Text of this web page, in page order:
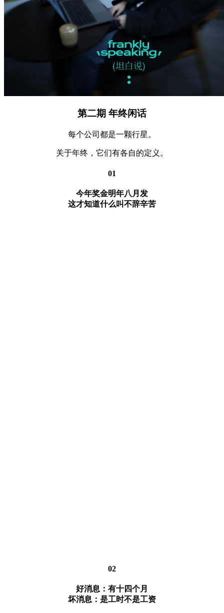
第二期 年终闲话
每个公司都是一颗行星。
关于年终，它们有各自的定义。
01
今年奖金明年八月发
这才知道什么叫不辞辛苦
02
好消息：有十四个月
坏消息：是工时不是工资